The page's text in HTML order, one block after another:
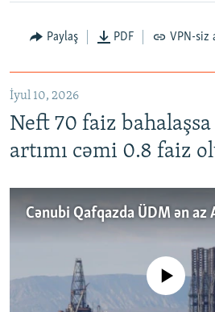
Paylaş PDF VPN-siz
İyul 10, 2026
Neft 70 faiz
artımı cəmi 0.8 faiz
No media source